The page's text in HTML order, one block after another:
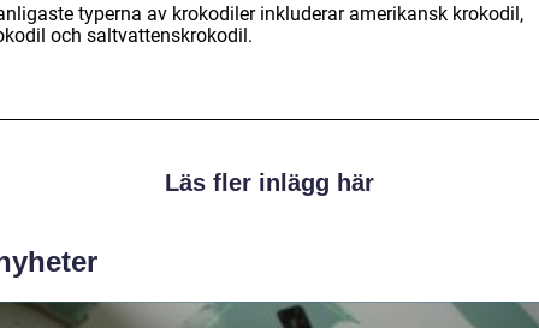
typerna av krokodiler inkluderar amerikansk krokodil,
och saltvattenskrokodil.
Läs fler inlägg här